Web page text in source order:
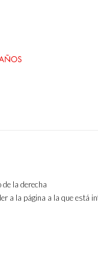
de la derecha
a la página a la que está